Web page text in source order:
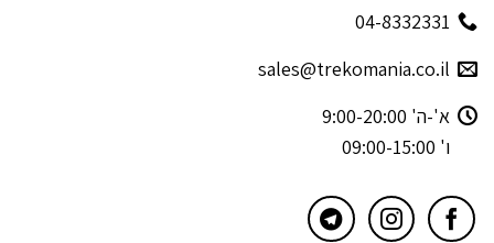
04-8332331
sales@trekomania.co.il
א'-ה' 9:00-20:00
ו' 09:00-15:00